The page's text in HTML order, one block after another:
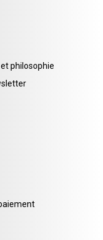
philosophie